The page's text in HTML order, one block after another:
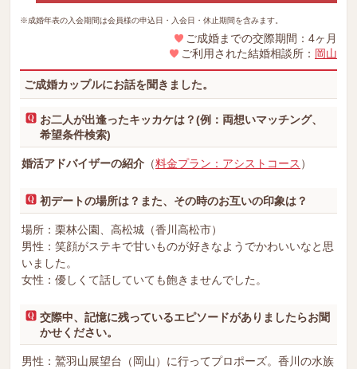
※成婚年表の入会期間は会員様の申込日・入会日・休止期間を含みます。
ご成婚までの交際期間：4ヶ月
ご利用された結婚相談所： 岡山
ご成婚カップルにお話を聞きました。
お二人が出逢ったキッカケは？(例：両想いマッチング、
希望条件検索)
婚活アドバイザーの紹介 （料金プラン：アシストコース ）
初デートの場所は？また、その時のお互いの印象は？
場所：栗林公園、高松城（香川高松市）
男性：笑顔がステキで甘いものが好きなようでかわいいなと思
いました。
女性：優しくて話していても飽きませんでした。
交際中、記憶に残っているエピソードがありましたらお聞
かせください。
男性：鷲羽山展望台（岡山）に行ってプロポーズ。香川の水族